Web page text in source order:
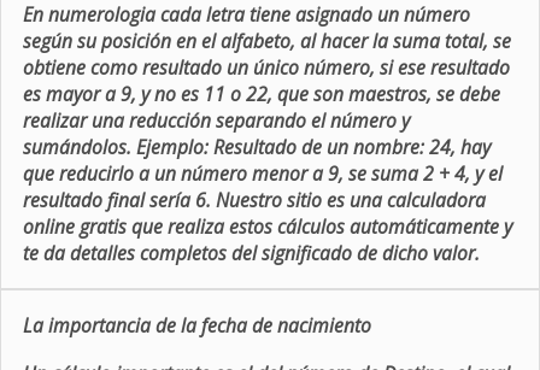
En numerologia cada letra tiene asignado un número
según su posición en el alfabeto, al hacer la suma total, se
obtiene como resultado un único número, si ese resultado
es mayor a 9, y no es 11 o 22, que son maestros, se debe
realizar una reducción separando el número y
sumándolos. Ejemplo: Resultado de un nombre: 24, hay
que reducirlo a un número menor a 9, se suma 2 + 4, y el
resultado final sería 6. Nuestro sitio es una calculadora
online gratis que realiza estos cálculos automáticamente y
te da detalles completos del significado de dicho valor.
La importancia de la fecha de nacimiento